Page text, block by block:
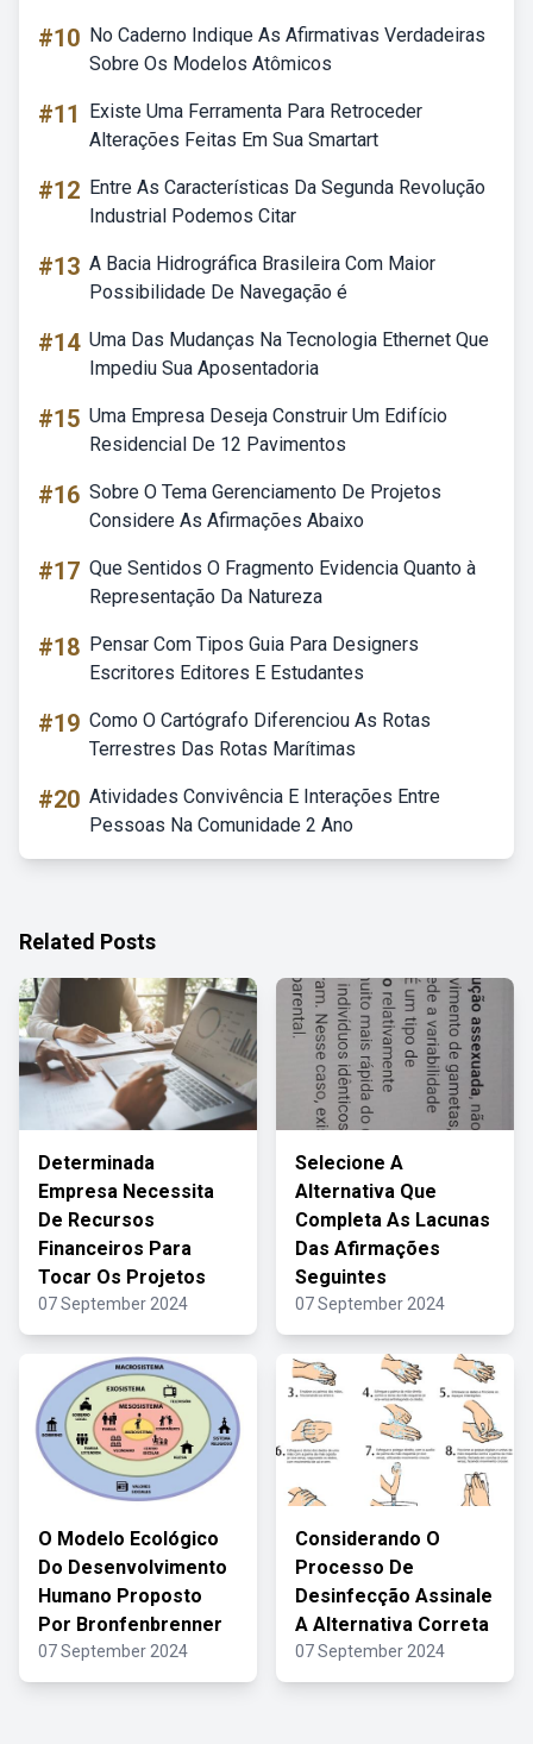
#10 No Caderno Indique As Afirmativas Verdadeiras
Sobre Os Modelos Atômicos
#11
Existe Uma Ferramenta Para Retroceder
Alterações Feitas Em Sua Smartart
#12 Entre As Características Da Segunda Revolução
Industrial Podemos Citar
#13 A Bacia Hidrográfica Brasileira Com Maior
Possibilidade De Navegação é
#14 Uma Das Mudanças Na Tecnologia Ethernet Que
Impediu Sua Aposentadoria
#15 Uma Empresa Deseja Construir Um Edifício
Residencial De 12 Pavimentos
#16 Sobre O Tema Gerenciamento De Projetos
Considere As Afirmações Abaixo
#17 Que Sentidos O Fragmento Evidencia Quanto à
Representação Da Natureza
#18 Pensar Com Tipos Guia Para Designers
Escritores Editores E Estudantes
#19 Como O Cartógrafo Diferenciou As Rotas
Terrestres Das Rotas Marítimas
#20 Atividades Convivência E Interações Entre
Pessoas Na Comunidade 2 Ano
Related Posts
Determinada
Empresa Necessita
De Recursos
Financeiros Para
Tocar Os Projetos
07 September 2024
Selecione A
Alternativa Que
Completa As Lacunas
Das Afirmações
Seguintes
07 September 2024
O Modelo Ecológico
Do Desenvolvimento
Humano Proposto
Por Bronfenbrenner
07 September 2024
Considerando O
Processo De
Desinfecção Assinale
A Alternativa Correta
07 September 2024